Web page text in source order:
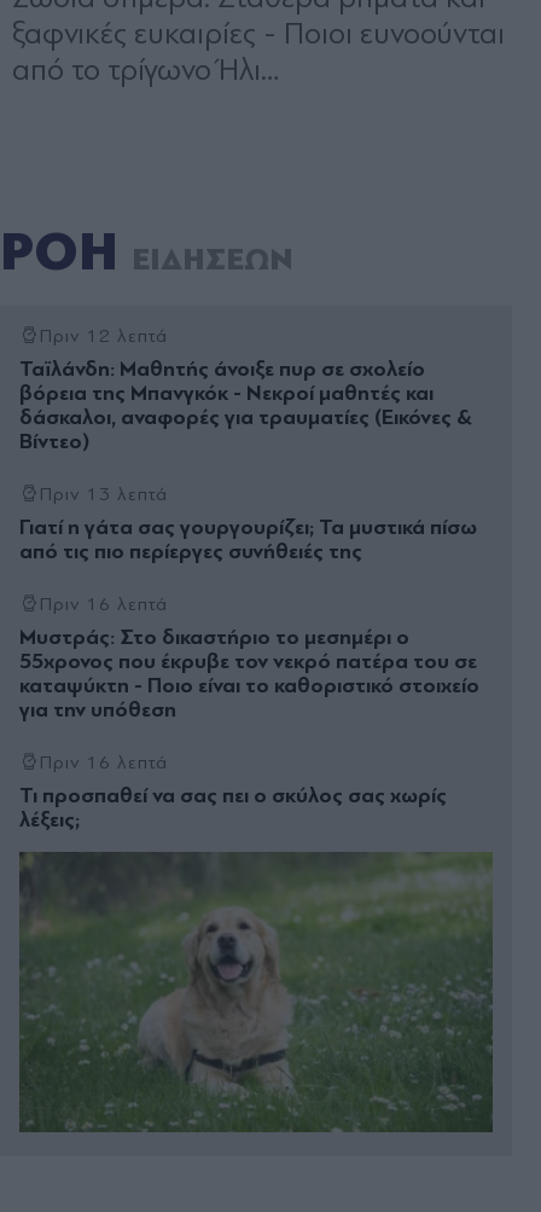
ΡΟΗ ΕΙΔΗΣΕΩΝ
Πριν 12 λεπτά
Ταϊλάνδη: Μαθητής άνοιξε πυρ σε σχολείο
βόρεια της Μπανγκόκ - Νεκροί μαθητές και
δάσκαλοι, αναφορές για τραυματίες (Εικόνες &
Βίντεο)
Πριν 13 λεπτά
Γιατί η γάτα σας γουργουρίζει; Τα μυστικά πίσω
από τις πιο περίεργες συνήθειές της
Πριν 16 λεπτά
Μυστράς: Στο δικαστήριο το μεσημέρι ο
55χρονος που έκρυβε τον νεκρό πατέρα του σε
καταψύκτη - Ποιο είναι το καθοριστικό στοιχείο
για την υπόθεση
Πριν 16 λεπτά
Τι προσπαθεί να σας πει ο σκύλος σας χωρίς
λέξεις;